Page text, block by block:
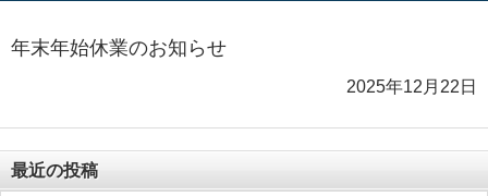
年末年始休業のお知らせ
2025年12月22日
最近の投稿